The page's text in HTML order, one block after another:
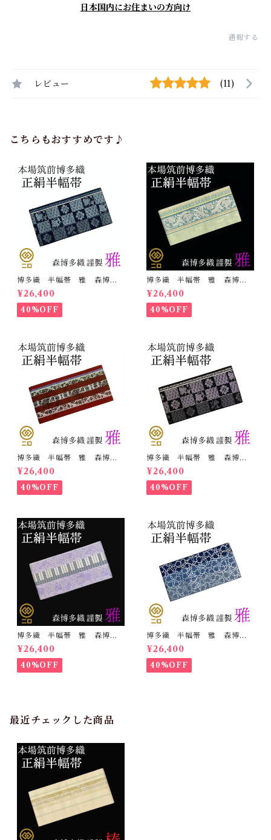
日本国内にお住まいの方向け
通報する
レビュー (11)
こちらもおすすめです♪
博多織 半幅帯 雅 森博多
織 正絹 リバーシブル 長
さ/3m78cm 日本製 和装
小袋帯 半巾帯
¥26,400
40%OFF
博多織 半幅帯 雅 森博多
織 正絹 リバーシブル 長
さ/3m78cm 日本製 和装
小袋帯 半巾帯
¥26,400
40%OFF
博多織 半幅帯 雅 森博多
織 正絹 リバーシブル 長
さ/3m78cm 日本製 和装
小袋帯 半巾帯
¥26,400
40%OFF
博多織 半幅帯 雅 森博多
織 正絹 リバーシブル 長
さ/3m78cm 日本製 和装
小袋帯 半巾帯
¥26,400
40%OFF
博多織 半幅帯 雅 森博多
織 正絹 リバーシブル 長
さ/3m78cm 日本製 和装
小袋帯 半巾帯
¥26,400
40%OFF
博多織 半幅帯 雅 森博多
織 正絹 リバーシブル 長
さ/3m78cm 日本製 和装
小袋帯 半巾帯
¥26,400
40%OFF
最近チェックした商品